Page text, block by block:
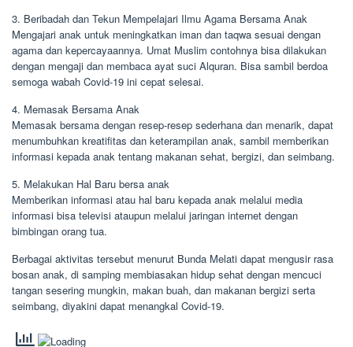
3. Beribadah dan Tekun Mempelajari Ilmu Agama Bersama Anak
Mengajari anak untuk meningkatkan iman dan taqwa sesuai dengan
agama dan kepercayaannya. Umat Muslim contohnya bisa dilakukan
dengan mengaji dan membaca ayat suci Alquran. Bisa sambil berdoa
semoga wabah Covid-19 ini cepat selesai.
4. Memasak Bersama Anak
Memasak bersama dengan resep-resep sederhana dan menarik, dapat
menumbuhkan kreatifitas dan keterampilan anak, sambil memberikan
informasi kepada anak tentang makanan sehat, bergizi, dan seimbang.
5. Melakukan Hal Baru bersa anak
Memberikan informasi atau hal baru kepada anak melalui media
informasi bisa televisi ataupun melalui jaringan internet dengan
bimbingan orang tua.
Berbagai aktivitas tersebut menurut Bunda Melati dapat mengusir rasa
bosan anak, di samping membiasakan hidup sehat dengan mencuci
tangan sesering mungkin, makan buah, dan makanan bergizi serta
seimbang, diyakini dapat menangkal Covid-19.